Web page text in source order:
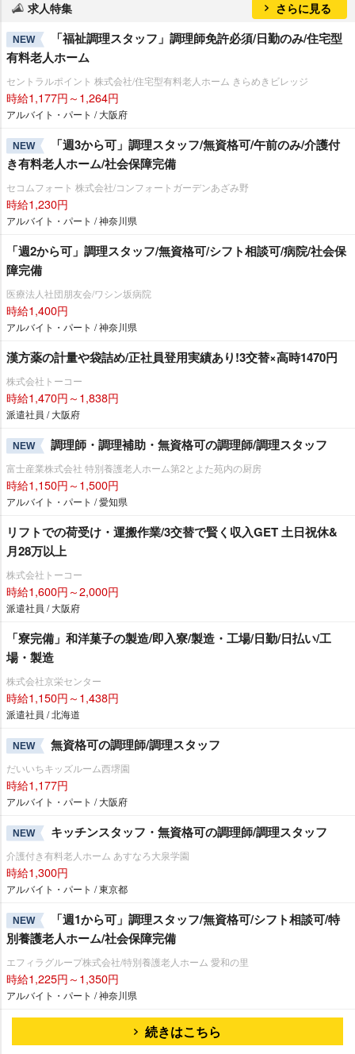
求人特集 さらに見る
NEW
「福祉調理スタッフ」調理師免許必須/日勤のみ/住宅型
有料老人ホーム
セントラルポイント 株式会社/住宅型有料老人ホーム きらめきビレッジ
時給1,177円～1,264円
アルバイト・パート / 大阪府
NEW
「週3から可」調理スタッフ/無資格可/午前のみ/介護付
き有料老人ホーム/社会保障完備
セコムフォート 株式会社/コンフォートガーデンあざみ野
時給1,230円
アルバイト・パート / 神奈川県
「週2から可」調理スタッフ/無資格可/シフト相談可/病院/社会保
障完備
医療法人社団朋友会/ワシン坂病院
時給1,400円
アルバイト・パート / 神奈川県
漢方薬の計量や袋詰め/正社員登用実績あり!3交替×高時1470円
株式会社トーコー
時給1,470円～1,838円
派遣社員 / 大阪府
NEW 調理師・調理補助・無資格可の調理師/調理スタッフ
富士産業株式会社 特別養護老人ホーム第2とよた苑内の厨房
時給1,150円～1,500円
アルバイト・パート / 愛知県
リフトでの荷受け・運搬作業/3交替で賢く収入GET 土日祝休&
月28万以上
株式会社トーコー
時給1,600円～2,000円
派遣社員 / 大阪府
「寮完備」和洋菓子の製造/即入寮/製造・工場/日勤/日払い/工
場・製造
株式会社京栄センター
時給1,150円～1,438円
派遣社員 / 北海道
NEW 無資格可の調理師/調理スタッフ
だいいちキッズルーム西堺園
時給1,177円
アルバイト・パート / 大阪府
NEW キッチンスタッフ・無資格可の調理師/調理スタッフ
介護付き有料老人ホーム あすなろ大泉学園
時給1,300円
アルバイト・パート / 東京都
NEW
「週1から可」調理スタッフ/無資格可/シフト相談可/特
別養護老人ホーム/社会保障完備
エフィラグループ株式会社/特別養護老人ホーム 愛和の里
時給1,225円～1,350円
アルバイト・パート / 神奈川県
続きはこちら